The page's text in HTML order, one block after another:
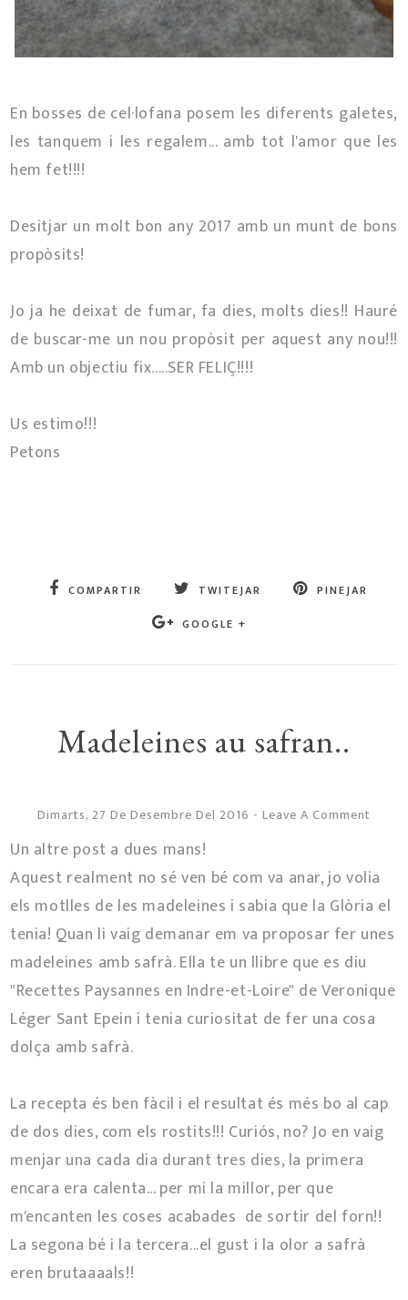
En bosses de cel·lofana posem les diferents galetes,
les tanquem i les regalem... amb tot l'amor que les
hem fet!!!!
Desitjar un molt bon any 2017 amb un munt de bons
propòsits!
Jo ja he deixat de fumar, fa dies, molts dies!! Hauré
de buscar-me un nou propòsit per aquest any nou!!!
Amb un objectiu fix.....SER FELIÇ!!!!
Us estimo!!!
Petons
COMPARTIR TWITEJAR
PINEJAR
GOOGLE +
Madeleines au safran..
Dimarts, 27 De Desembre Del 2016 - Leave A Comment
Un altre post a dues mans!
Aquest realment no sé ven bé com va anar, jo volia
els motlles de les madeleines i sabia que la Glòria el
tenia! Quan li vaig demanar em va proposar fer unes
madeleines amb safrà. Ella te un llibre que es diu
"Recettes Paysannes en Indre-et-Loire" de Veronique
Léger Sant Epein i tenia curiositat de fer una cosa
dolça amb safrà.
La recepta és ben fàcil i el resultat és més bo al cap
de dos dies, com els rostits!!! Curiós, no? Jo en vaig
menjar una cada dia durant tres dies, la primera
encara era calenta... per mi la millor, per que
m'encanten les coses acabades de sortir del forn!!
La segona bé i la tercera...el gust i la olor a safrà
eren brutaaaals!!